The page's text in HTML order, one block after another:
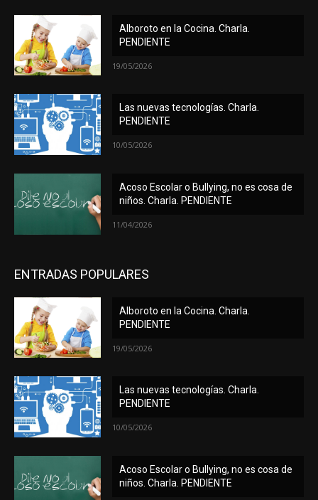
Alboroto en la Cocina. Charla.
PENDIENTE
19/05/2026
Las nuevas tecnologías. Charla.
PENDIENTE
10/05/2026
Acoso Escolar o Bullying, no es cosa de
niños. Charla. PENDIENTE
11/04/2026
ENTRADAS POPULARES
Alboroto en la Cocina. Charla.
PENDIENTE
19/05/2026
Las nuevas tecnologías. Charla.
PENDIENTE
10/05/2026
Acoso Escolar o Bullying, no es cosa de
niños. Charla. PENDIENTE